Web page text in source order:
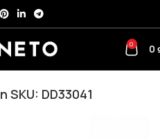
0 0
SKU: DD33041